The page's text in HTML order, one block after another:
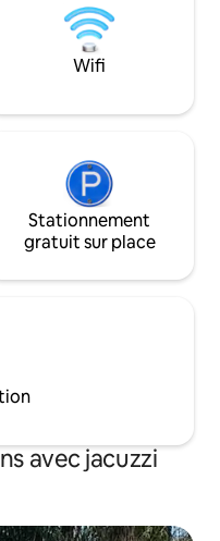
compris une
avec salle de bain
réservations pour
fonctionnent
6 personnes
Wifi
Stationnement
gratuit sur place
avec jacuzzi